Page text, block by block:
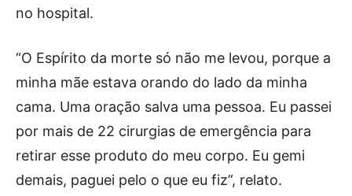
no hospital.
“O Espírito da morte só não me levou, porque a
minha mãe estava orando do lado da minha
cama. Uma oração salva uma pessoa. Eu passei
por mais de 22 cirurgias de emergência para
retirar esse produto do meu corpo. Eu gemi
demais, paguei pelo o que eu fiz”, relato.